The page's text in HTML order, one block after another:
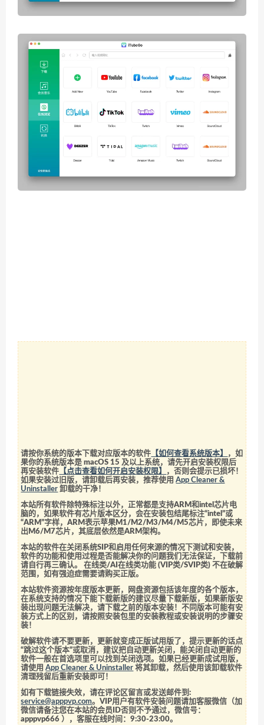
请按你系统的版本下载对应版本的软件 【如何查看系统版本】
，如
果你的系统版本是 macOS 15 及以上系统，请先开启安装权限后
再安装软件 【点击查看如何开启安装权限】
，否则会提示已损坏！
如果安装过旧版，请卸载后再安装，推荐使用App Cleaner &
Uninstaller 卸载的干净！
本站所有软件除特殊标注以外，正常都是支持ARM和intel芯片电
脑的，如果软件有芯片版本区分，会在安装包结尾标注“intel”或
“ARM”字样，ARM表示苹果M1/M2/M3/M4/M5芯片，即使未来
出M6/M7芯片，其底层依然是ARM架构。
本站的软件在关闭系统SIP和启用任何来源的情况下测试和安装，
软件的功能和使用过程是否能解决你的问题我们无法保证，下载前
请自行再三确认。 在线类/AI在线类功能 (VIP类/SVIP类) 不在破解
范围，如有强迫症需要请购买正版。
本站软件资源按年度版本更新，网盘资源包括该年度的各个版本，
在系统支持的情况下能下载新版的建议尽量下载新版，如果新版安
装出现问题无法解决，请下载之前的版本安装！不同版本可能有安
装方式上的区别，请按照安装包里的安装教程或安装说明的步骤安
装！
破解软件请不要更新，更新就变成正版试用版了，提示更新的话点
“跳过这个版本”或取消，建议把自动更新关闭，能关闭自动更新的
软件一般在首选项里可以找到关闭选项。如果已经更新成试用版，
请使用App Cleaner & Uninstaller 将其卸载，然后使用该卸载软件
清理残留后重新安装即可！
如有下载链接失效，请在评论区留言或发送邮件到:
service@apppvp.com。VIP用户有软件安装问题请加客服微信（加
微信请备注您在本站的会员ID否则不予通过，微信号：
apppvp666 ），客服在线时间：9:30-23:00。